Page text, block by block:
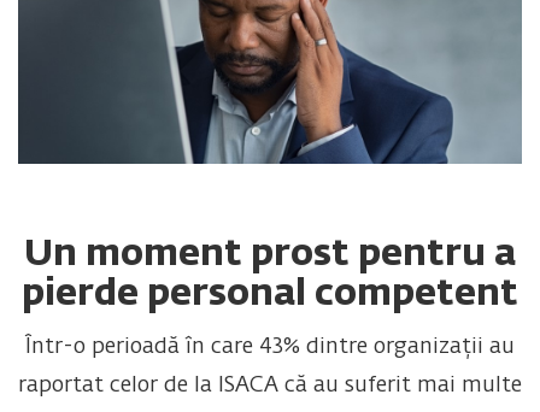
Un moment prost pentru a
pierde personal competent
Într-o perioadă în care 43% dintre organizații au
raportat celor de la ISACA că au suferit mai multe